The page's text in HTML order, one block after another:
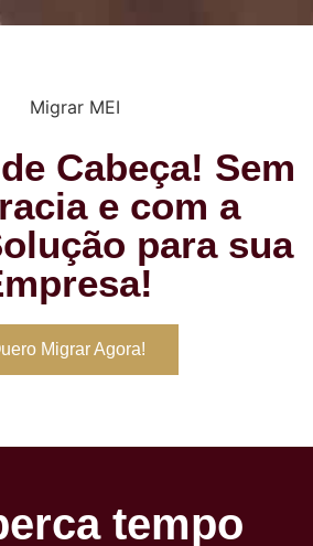
Cabeça! Sem
e com a
para sua
Migrar Agora!
tempo